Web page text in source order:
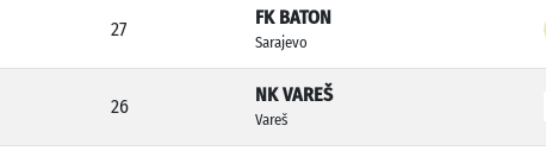
27
FK BATON
Sarajevo
26
NK VAREŠ
Vareš